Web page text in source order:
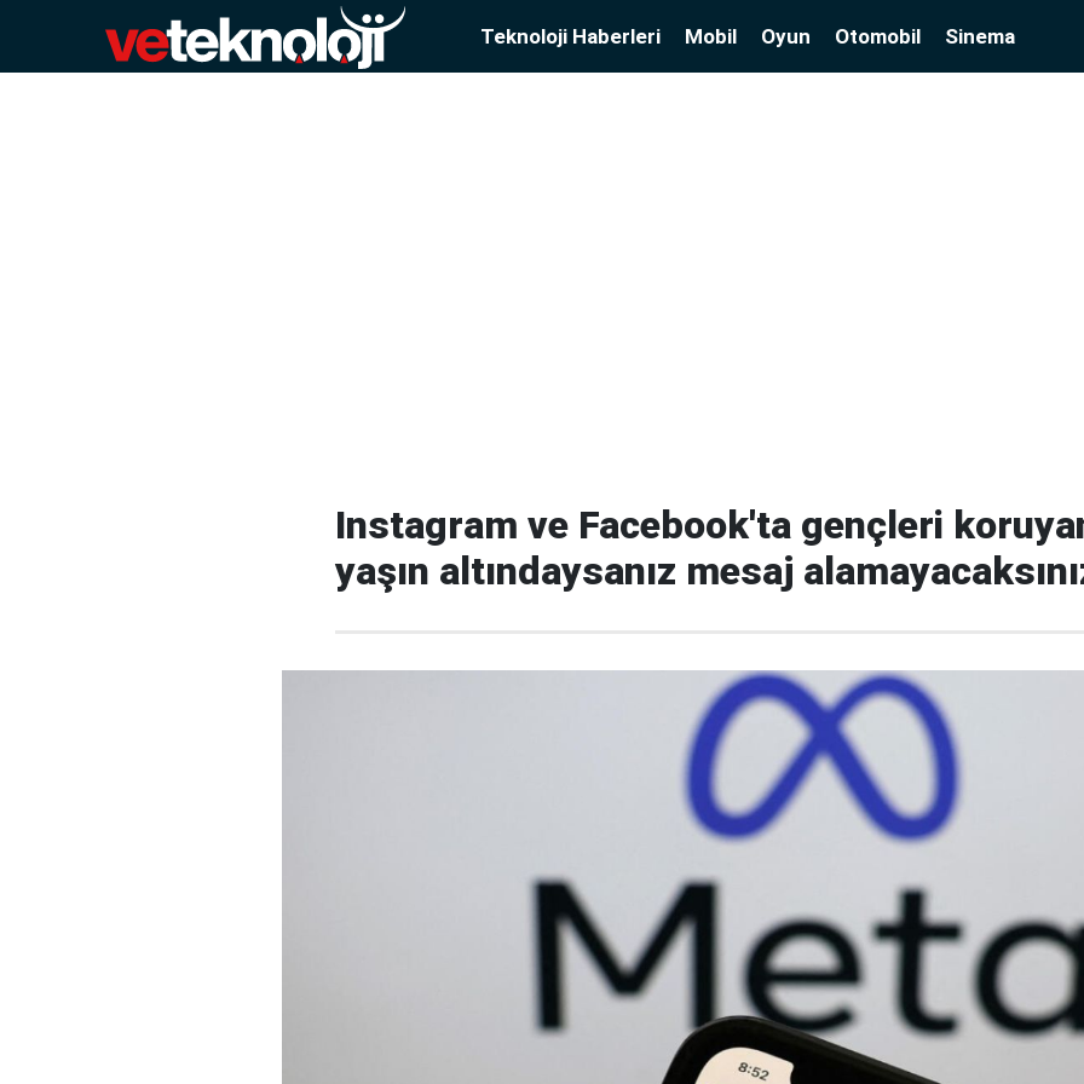
Teknoloji Haberleri Mobil Oyun Otomobil Sinema
Instagram ve Facebook'ta gençleri
yaşın altındaysanız mesaj